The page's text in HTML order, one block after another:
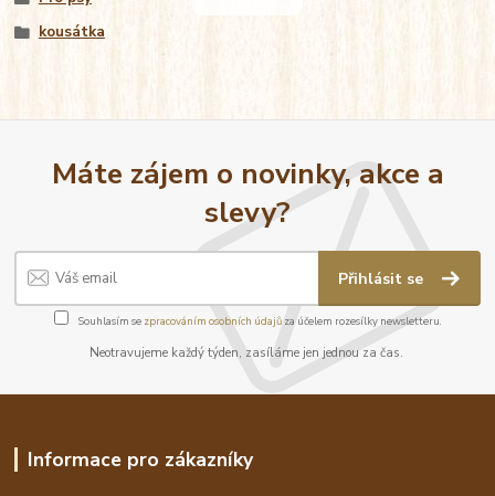
kousátka
Máte zájem o novinky, akce a
slevy?
Přihlásit se
Souhlasím se zpracováním osobních údajůza účelem rozesílky newsletteru.
Neotravujeme každý týden, zasíláme jen jednou za čas.
Informace pro zákazníky